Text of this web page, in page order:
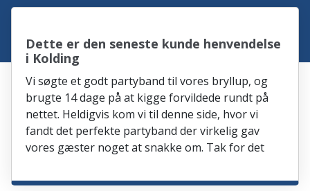
Dette er den seneste kunde henvendelse
i Kolding
Vi søgte et godt partyband til vores bryllup, og
brugte 14 dage på at kigge forvildede rundt på
nettet. Heldigvis kom vi til denne side, hvor vi
fandt det perfekte partyband der virkelig gav
vores gæster noget at snakke om. Tak for det